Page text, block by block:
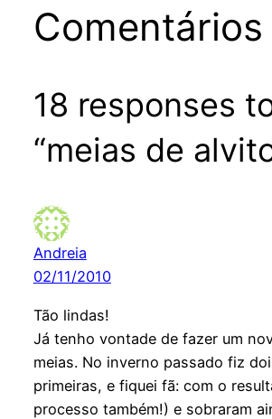
Comentários
18 responses
“meias de
Andreia
02/11/2010
Tão lindas!
Já tenho vontade de fazer um
meias. No inverno passado fiz
primeiras, e fiquei fã: com o
processo também!) e sobraram